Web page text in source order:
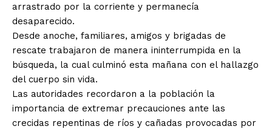
arrastrado por la corriente y permanecía
desaparecido.
Desde anoche, familiares, amigos y brigadas de
rescate trabajaron de manera ininterrumpida en la
búsqueda, la cual culminó esta mañana con el hallazgo
del cuerpo sin vida.
Las autoridades recordaron a la población la
importancia de extremar precauciones ante las
crecidas repentinas de ríos y cañadas provocadas por